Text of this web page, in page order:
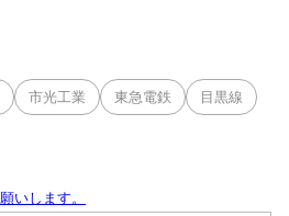
市光工業 東急電鉄 目黒線